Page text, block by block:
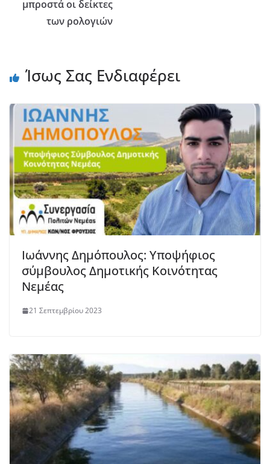
μπροστά οι δείκτες
των ρολογιών
Ίσως Σας Ενδιαφέρει
Ιωάννης Δημόπουλος: Υποψήφιος
σύμβουλος Δημοτικής Κοινότητας
Νεμέας
21 Σεπτεμβρίου 2023